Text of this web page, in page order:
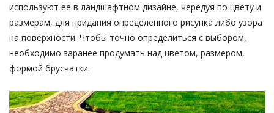
используют ее в ландшафтном дизайне, чередуя по цвету и
размерам, для придания определенного рисунка либо узора
на поверхности. Чтобы точно определиться с выбором,
необходимо заранее продумать над цветом, размером,
формой брусчатки.